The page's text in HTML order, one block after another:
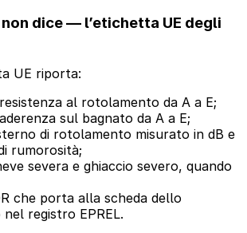
dice — l’etichetta UE degli
UE riporta:
al rotolamento da A a E;
sul bagnato da A a E;
di rotolamento misurato in dB e
rumorosità;
severa e ghiaccio severo, quando
che porta alla scheda dello
registro EPREL.